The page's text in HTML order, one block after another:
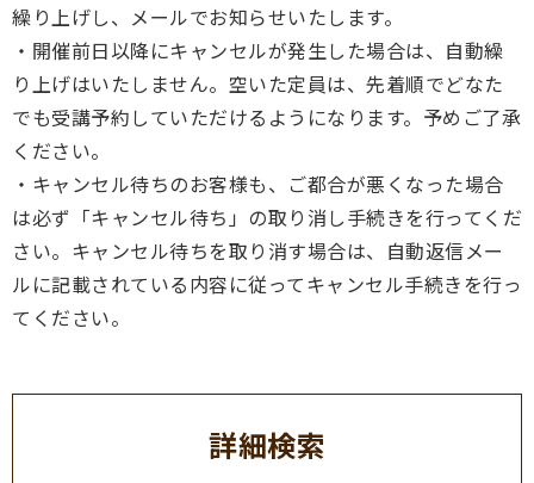
繰り上げし、メールでお知らせいたします。
・開催前日以降にキャンセルが発生した場合は、自動繰
り上げはいたしません。空いた定員は、先着順でどなた
でも受講予約していただけるようになります。予めご了承
ください。
・キャンセル待ちのお客様も、ご都合が悪くなった場合
は必ず「キャンセル待ち」の取り消し手続きを行ってくだ
さい。キャンセル待ちを取り消す場合は、自動返信メー
ルに記載されている内容に従ってキャンセル手続きを行っ
てください。
詳細検索